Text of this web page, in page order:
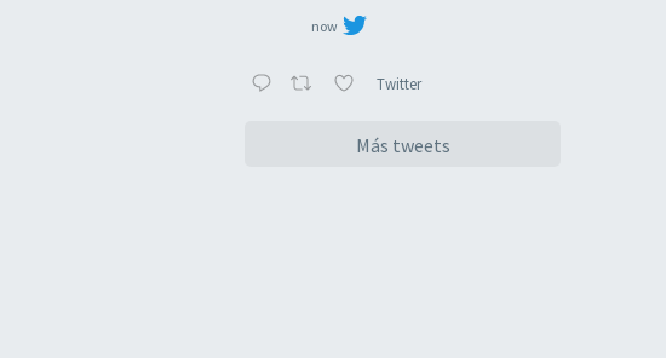
now
Twitter
Más tweets